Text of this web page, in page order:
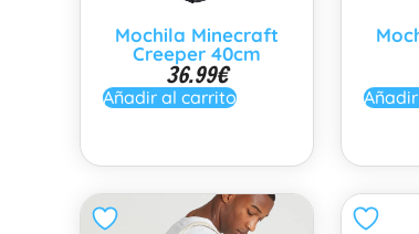
Mochila Minecraft
Creeper 40cm
36.99€
Añadir al carrito